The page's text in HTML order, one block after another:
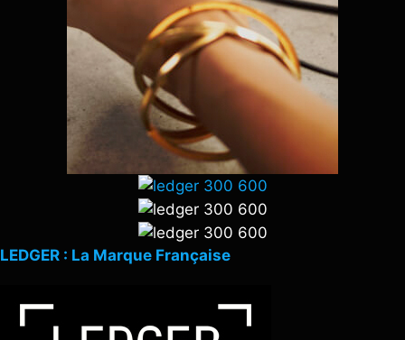
LEDGER : La Marque Française